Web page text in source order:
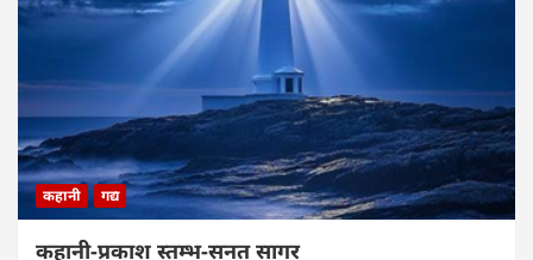
कहानी गद्य
कहानी-प्रकाश स्तम्भ-सनत सागर